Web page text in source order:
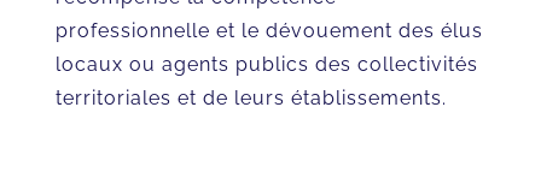
professionnelle et le dévouement des élus
locaux ou agents publics des collectivités
territoriales et de leurs établissements.